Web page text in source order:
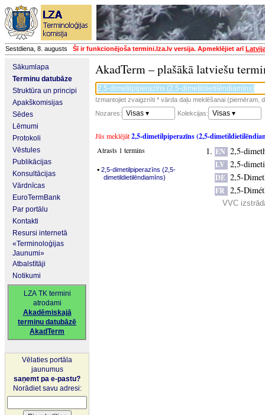
Sestdiena, 8. augusts Šī ir funkcionējoša termini.lza.lv versija. Apmeklējiet arī
Sākumlapa
Terminu datubāze
Struktūra un principi
Apakškomisijas
Sēdes
Lēmumi
Protokoli
Vēstules
Publikācijas
Konsultācijas
Vārdnīcas
EuroTermBank
Par portālu
Kontakti
Resursi internetā
«Terminoloģijas
Jaunumi»
Atbalstītāji
Notikumi
LZA TK termini
atrodami
Akadēmiskajā
terminu datubāzē
AkadTerm
Vēlaties portāla
jaunumus
saņemt pa e-pastu?
Norādiet savu adresi:
AkadTerm – plašākā latviešu
Izmantojiet zvaigznīti * vārda daļu meklēšanai (piemēram,
Nozares:
Visas ▾ Kolekcijas: Visas ▾
Jūs meklējāt2,5-dimetilpiperazīns (2,5-
Atrasts 1 termins
▪ 2,5-dimetilpiperazīns (2,5-
dimetildietilēndiamīns)
EN 2,5-
LV 2,5-
DE 2,5-
FR 2,5-
VVC